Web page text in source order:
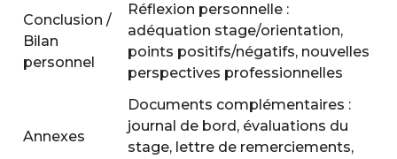
Conclusion /
Bilan
personnel
Réflexion personnelle :
adéquation stage/orientation,
points positifs/négatifs, nouvelles
perspectives professionnelles
Annexes
Documents complémentaires :
journal de bord, évaluations du
stage, lettre de remerciements,